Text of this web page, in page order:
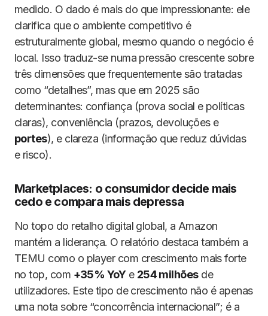
medido. O dado é mais do que impressionante: ele
clarifica que o ambiente competitivo é
estruturalmente global, mesmo quando o negócio é
local. Isso traduz-se numa pressão crescente sobre
três dimensões que frequentemente são tratadas
como “detalhes”, mas que em 2025 são
determinantes: confiança (prova social e políticas
claras), conveniência (prazos, devoluções e
portes), e clareza (informação que reduz dúvidas
e risco).
Marketplaces: o consumidor decide mais
cedo e compara mais depressa
No topo do retalho digital global, a Amazon
mantém a liderança. O relatório destaca também a
TEMU como o player com crescimento mais forte
no top, com +35% YoYe 254 milhõesde
utilizadores. Este tipo de crescimento não é apenas
uma nota sobre “concorrência internacional”; é a